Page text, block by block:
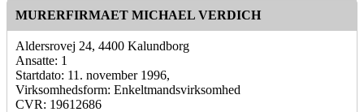
MURERFIRMAET MICHAEL VERDICH
Aldersrovej 24, 4400 Kalundborg
Ansatte: 1
Startdato: 11. november 1996,
Virksomhedsform: Enkeltmandsvirksomhed
CVR: 19612686